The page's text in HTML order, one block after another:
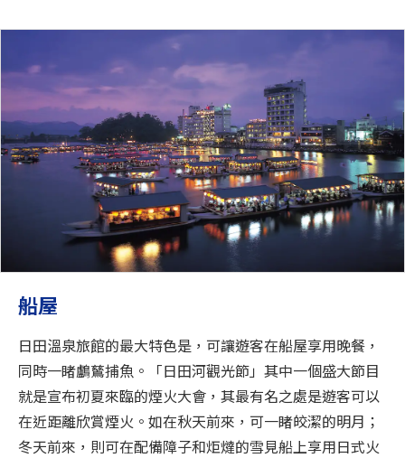
船屋
日田溫泉旅館的最大特色是，可讓遊客在船屋享用晚餐，
同時一睹鸕鶿捕魚。「日田河觀光節」其中一個盛大節目
就是宣布初夏來臨的煙火大會，其最有名之處是遊客可以
在近距離欣賞煙火。如在秋天前來，可一睹皎潔的明月；
冬天前來，則可在配備障子和炬燵的雪見船上享用日式火